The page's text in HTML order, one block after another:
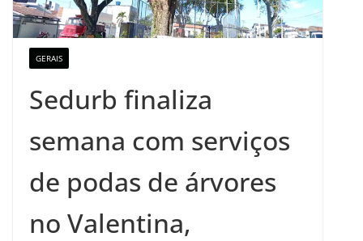
GERAIS
Sedurb finaliza
semana com serviços
de podas de árvores
no Valentina,